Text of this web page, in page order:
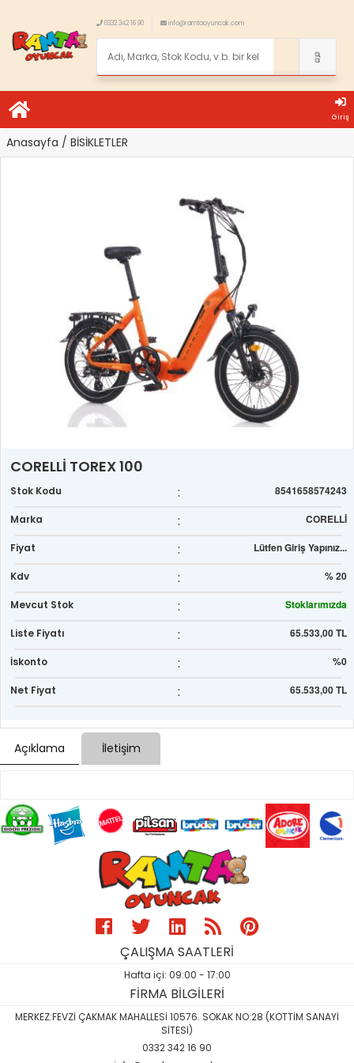
0332 342 16 90 info@ramtaoyuncak.com
Giriş
Anasayfa / BİSİKLETLER
CORELLİ TOREX 100
Stok Kodu : 8541658574243
Marka : CORELLİ
Fiyat : Lütfen Giriş Yapınız...
Kdv : % 20
Mevcut Stok : Stoklarımızda
Liste Fiyatı : 65.533,00 TL
İskonto : %0
Net Fiyat : 65.533,00 TL
Açıklama İletişim
ÇALIŞMA SAATLERİ
Hafta içi: 09:00 - 17:00
FİRMA BİLGİLERİ
MERKEZ:FEVZİ ÇAKMAK MAHALLESİ 10576. SOKAK NO:28 (KOTTİM SANAYİ
SİTESİ)
0332 342 16 90